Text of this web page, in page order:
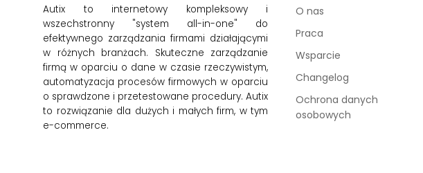
Autix to internetowy kompleksowy i
wszechstronny "system all-in-one" do
efektywnego zarządzania firmami działającymi
w różnych branżach. Skuteczne zarządzanie
firmą w oparciu o dane w czasie rzeczywistym,
automatyzacja procesów firmowych w oparciu
o sprawdzone i przetestowane procedury. Autix
to rozwiązanie dla dużych i małych firm, w tym
e-commerce.
O nas
Praca
Wsparcie
Changelog
Ochrona danych
osobowych